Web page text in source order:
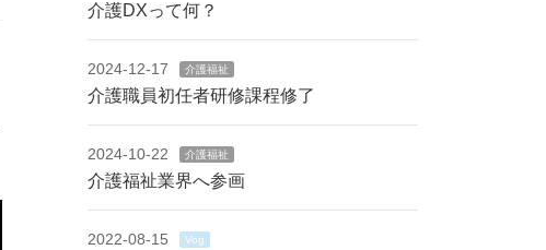
介護DXって何？
2024-12-17 介護福祉
介護職員初任者研修課程修了
2024-10-22 介護福祉
介護福祉業界へ参画
2022-08-15 Vog